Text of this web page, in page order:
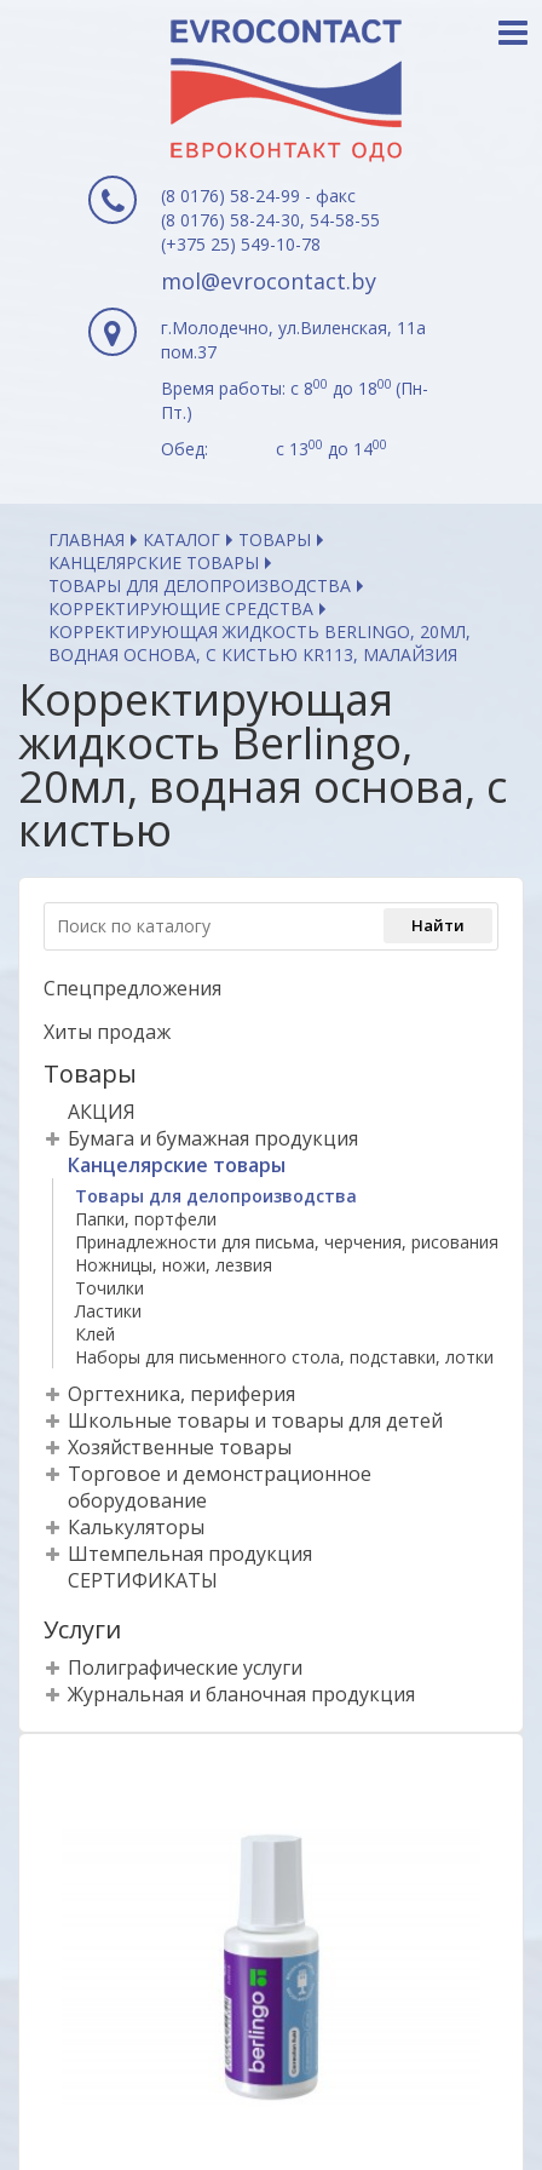
(8 0176) 58-24-99 - факс
(8 0176) 58-24-30, 54-58-55
(+375 25) 549-10-78
mol@evrocontact.by
г.Молодечно, ул.Виленская, 11а
пом.37
Время работы: с 800 до 1800 (Пн-
Пт.)
Обед: с 1300 до 1400
ГЛАВНАЯ КАТАЛОГ
ТОВАРЫ
КАНЦЕЛЯРСКИЕ ТОВАРЫ
ТОВАРЫ ДЛЯ ДЕЛОПРОИЗВОДСТВА
КОРРЕКТИРУЮЩИЕ СРЕДСТВА
КОРРЕКТИРУЮЩАЯ ЖИДКОСТЬ BERLINGO, 20МЛ,
ВОДНАЯ ОСНОВА, С КИСТЬЮ KR113, МАЛАЙЗИЯ
Корректирующая
жидкость Berlingo,
20мл, водная основа, с
кистью
Спецпредложения
Хиты продаж
Товары
АКЦИЯ
Бумага и бумажная продукция
Канцелярские товары
Товары для делопроизводства
Папки, портфели
Принадлежности для письма, черчения, рисования
Ножницы, ножи, лезвия
Точилки
Ластики
Клей
Наборы для письменного стола, подставки, лотки
Оргтехника, периферия
Школьные товары и товары для детей
Хозяйственные товары
Торговое и демонстрационное
оборудование
Калькуляторы
Штемпельная продукция
СЕРТИФИКАТЫ
Услуги
Полиграфические услуги
Журнальная и бланочная продукция